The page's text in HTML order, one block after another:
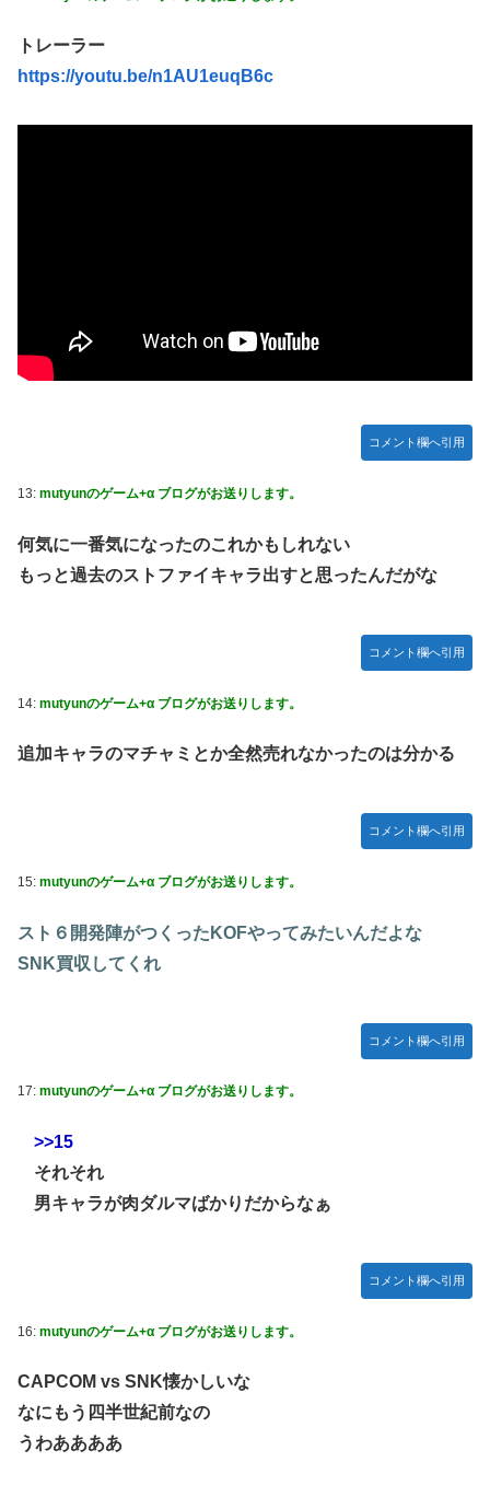
トレーラー
https://youtu.be/n1AU1euqB6c
コメント欄へ引用
13: mutyunのゲーム+α ブログがお送りします。
何気に一番気になったのこれかもしれない
もっと過去のストファイキャラ出すと思ったんだがな
コメント欄へ引用
14: mutyunのゲーム+α ブログがお送りします。
追加キャラのマチャミとか全然売れなかったのは分かる
コメント欄へ引用
15: mutyunのゲーム+α ブログがお送りします。
スト６開発陣がつくったKOFやってみたいんだよな
SNK買収してくれ
コメント欄へ引用
17: mutyunのゲーム+α ブログがお送りします。
>>15
それそれ
男キャラが肉ダルマばかりだからなぁ
コメント欄へ引用
16: mutyunのゲーム+α ブログがお送りします。
CAPCOM vs SNK懐かしいな
なにもう四半世紀前なの
うわああああ